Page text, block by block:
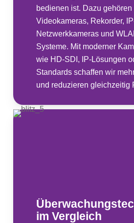
bedienen ist. Dazu gehören
Videokameras, Rekorder,
Netzwerkkameras und
Systeme. Mit moderner
wie HD-SDI, IP-Lösungen
Standards schaffen wir
und reduzieren gleichzeitig
im Vergleich